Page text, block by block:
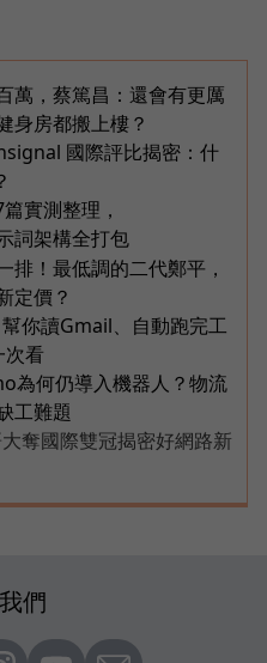
萬，蔡篤昌：還會有更厲
身房都搬上樓？
國際評比揭密：什
實測整理，
詞架構全打包
排！最低調的二代鄭平，
定價？
你讀Gmail、自動跑完工
看
為何仍導入機器人？物流
工難題
奪國際雙冠揭密好網路新
們